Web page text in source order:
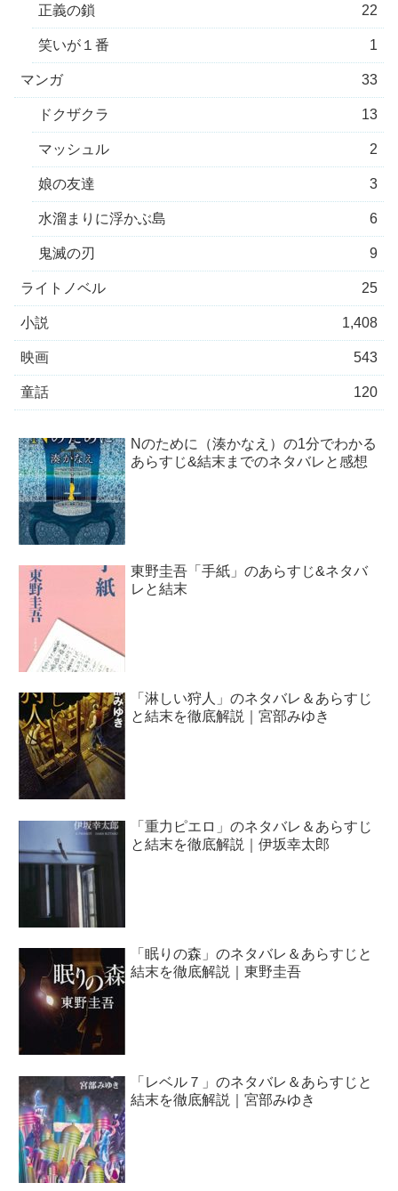
正義の鎖 22
笑いが１番 1
マンガ 33
ドクザクラ 13
マッシュル 2
娘の友達 3
水溜まりに浮かぶ島 6
鬼滅の刃 9
ライトノベル 25
小説 1,408
映画 543
童話 120
Nのために（湊かなえ）の1分でわかる
あらすじ&結末までのネタバレと感想
東野圭吾「手紙」のあらすじ&ネタバ
レと結末
「淋しい狩人」のネタバレ＆あらすじ
と結末を徹底解説｜宮部みゆき
「重力ピエロ」のネタバレ＆あらすじ
と結末を徹底解説｜伊坂幸太郎
「眠りの森」のネタバレ＆あらすじと
結末を徹底解説｜東野圭吾
「レベル７」のネタバレ＆あらすじと
結末を徹底解説｜宮部みゆき